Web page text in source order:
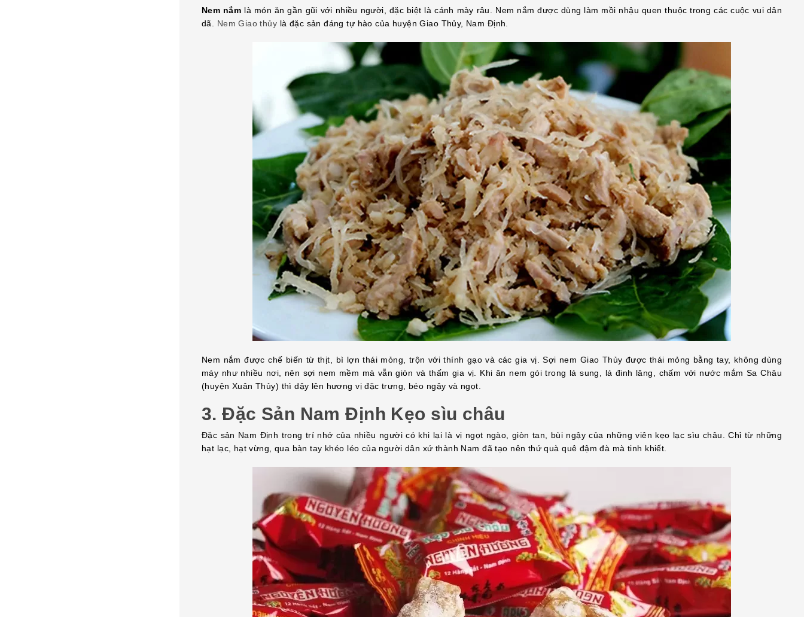
Nem nắm là món ăn gần gũi với nhiều người, đặc biệt là cánh mày râu. Nem nắm được dùng làm mồi nhậu quen thuộc trong các cuộc vui dân
dã. Nem Giao thủy là đặc sản đáng tự hào của huyện Giao Thủy, Nam Định.
Nem nắm được chế biến từ thịt, bì lợn thái mỏng, trộn với thính gạo và các gia vị. Sợi nem Giao Thủy được thái mỏng bằng tay, không dùng
máy như nhiều nơi, nên sợi nem mềm mà vẫn giòn và thấm gia vị. Khi ăn nem gói trong lá sung, lá đinh lăng, chấm với nước mắm Sa Châu
(huyện Xuân Thủy) thì dậy lên hương vị đặc trưng, béo ngậy và ngọt.
3. Đặc Sản Nam Định Kẹo sìu châu
Đặc sản Nam Định trong trí nhớ của nhiều người có khi lại là vị ngọt ngào, giòn tan, bùi ngậy của những viên kẹo lạc sìu châu. Chỉ từ những
hạt lạc, hạt vừng, qua bàn tay khéo léo của người dân xứ thành Nam đã tạo nên thứ quà quê đậm đà mà tinh khiết.